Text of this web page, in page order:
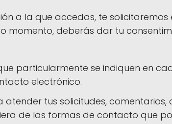
a la que accedas, te
momento, deberás dar tu
particularmente se indiquen en
electrónico.
tus solicitudes,
de las formas de contacto que